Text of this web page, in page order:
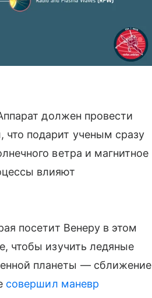
должен провести
что подарит ученым сразу
ветра и магнитное
влияют
посетит Венеру в этом
чтобы изучить ледяные
планеты — сближение
совершил маневр